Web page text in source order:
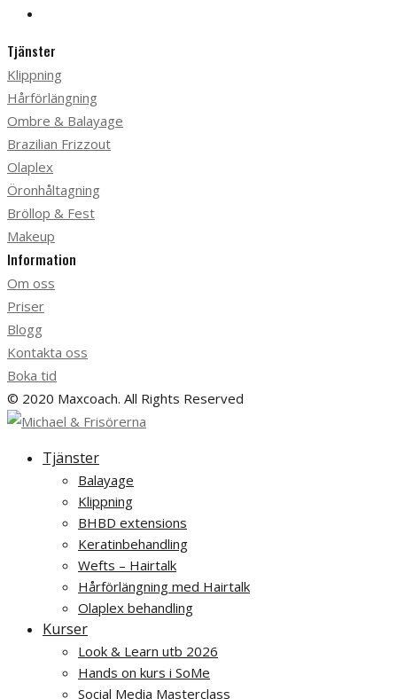
Tjänster
Klippning
Hårförlängning
Ombre & Balayage
Brazilian Frizzout
Olaplex
Öronhåltagning
Bröllop & Fest
Makeup
Information
Om oss
Priser
Blogg
Kontakta oss
Boka tid
© 2020 Maxcoach. All Rights Reserved
Tjänster
Balayage
Klippning
BHBD extensions
Keratinbehandling
Wefts – Hairtalk
Hårförlängning med Hairtalk
Olaplex behandling
Kurser
Look & Learn utb 2026
Hands on kurs i SoMe
Social Media Masterclass